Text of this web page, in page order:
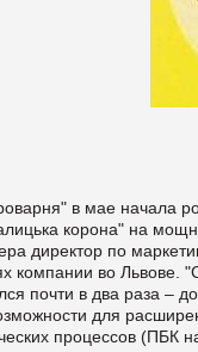
в мае начала
корона" на
директор по
компании во Львове.
почти в два раза –
для
процессов (ПБК